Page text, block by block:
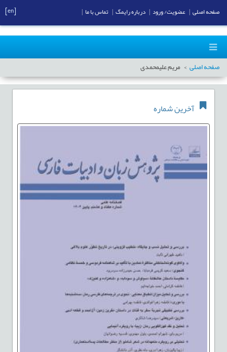
صفحه اصلی مریم علیمحمدی
آخرین شماره
صفحه اصلی عضویت/ ورود درباره رایمگ تماس با ما